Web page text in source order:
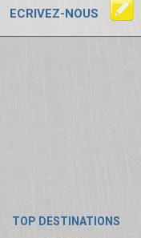
ECRIVEZ-NOUS
TOP DESTINATIONS